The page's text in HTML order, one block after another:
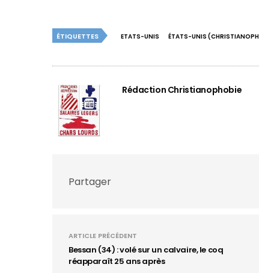
ÉTIQUETTES ETATS-UNIS ÉTATS-UNIS
Rédaction Christianophobie
Partager
ARTICLE PRÉCÉDENT
Bessan (34) : volé sur un calvaire, le coq
réapparaît 25 ans après